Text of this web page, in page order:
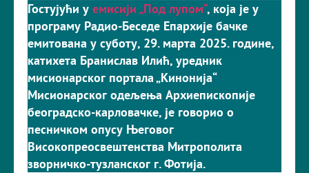
Гостујући у емисији „Под лупом“, која је у
програму Радио-Беседе Епархије бачке
емитована у суботу, 29. марта 2025. године,
катихета Бранислав Илић, уредник
мисионарског портала „Кинонија“
Мисионарског одељења Архиепископије
београдско-карловачке, је говорио о
песничком опусу Његовог
Високопреосвештенства Митрополита
зворничко-тузланског г. Фотија.